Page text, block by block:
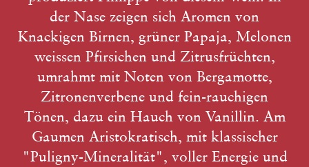
der Nase zeigen sich Aromen von
Knackigen Birnen, grüner Papaja, Melonen
weissen Pfirsichen und Zitrusfrüchten,
umrahmt mit Noten von Bergamotte,
Zitronenverbene und fein-rauchigen
Tönen, dazu ein Hauch von Vanillin. Am
Gaumen Aristokratisch, mit klassischer
"Puligny-Mineralität", voller Energie und